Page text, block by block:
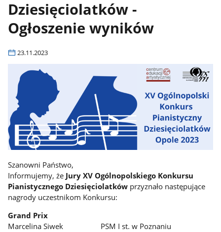
Dziesięciolatków -
Ogłoszenie wyników
23.11.2023
Szanowni Państwo,
Informujemy, że Jury XV Ogólnopolskiego Konkursu
Pianistycznego Dziesięciolatków przyznało następujące
nagrody uczestnikom Konkursu:
Grand Prix
Marcelina Siwek PSM I st. w Poznaniu